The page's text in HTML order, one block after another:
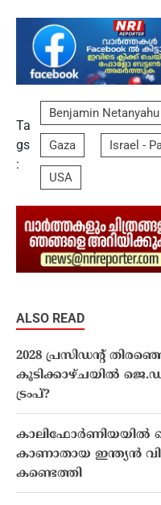
Ta
gs
:
Benjamin Netanyahu
Gaza Israel -
USA
ALSO READ
2028 പ്രസിഡന്റ്
കൂടിക്കാഴ്ചയിൽ
ട്രംപ്?
കാലിഫോർണിയയിൽ
കാണാതായ ഇന്ത്യൻ
കണ്ടെത്തി